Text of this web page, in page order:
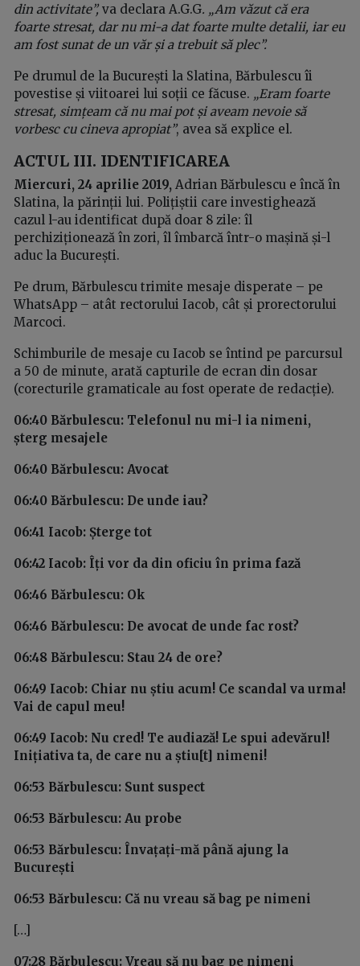
din activitate”, va declara A.G.G. „Am văzut că era
foarte stresat, dar nu mi-a dat foarte multe detalii, iar eu
am fost sunat de un văr și a trebuit să plec”.
Pe drumul de la București la Slatina, Bărbulescu îi
povestise și viitoarei lui soții ce făcuse. „Eram foarte
stresat, simțeam că nu mai pot și aveam nevoie să
vorbesc cu cineva apropiat”, avea să explice el.
ACTUL III. IDENTIFICAREA
Miercuri, 24 aprilie 2019, Adrian Bărbulescu e încă în
Slatina, la părinții lui. Polițiștii care investighează
cazul l-au identificat după doar 8 zile: îl
perchiziționează în zori, îl îmbarcă într-o mașină și-l
aduc la București.
Pe drum, Bărbulescu trimite mesaje disperate – pe
WhatsApp – atât rectorului Iacob, cât și prorectorului
Marcoci.
Schimburile de mesaje cu Iacob se întind pe parcursul
a 50 de minute, arată capturile de ecran din dosar
(corecturile gramaticale au fost operate de redacție).
06:40 Bărbulescu: Telefonul nu mi-l ia nimeni,
șterg mesajele
06:40 Bărbulescu: Avocat
06:40 Bărbulescu: De unde iau?
06:41 Iacob: Șterge tot
06:42 Iacob: Îți vor da din oficiu în prima fază
06:46 Bărbulescu: Ok
06:46 Bărbulescu: De avocat de unde fac rost?
06:48 Bărbulescu: Stau 24 de ore?
06:49 Iacob: Chiar nu știu acum! Ce scandal va urma!
Vai de capul meu!
06:49 Iacob: Nu cred! Te audiază! Le spui adevărul!
Inițiativa ta, de care nu a știu[t] nimeni!
06:53 Bărbulescu: Sunt suspect
06:53 Bărbulescu: Au probe
06:53 Bărbulescu: Învațați-mă până ajung la
București
06:53 Bărbulescu: Că nu vreau să bag pe nimeni
[…]
07:28 Bărbulescu: Vreau să nu bag pe nimeni